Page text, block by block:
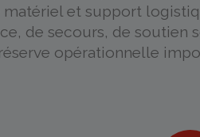
et support
de secours, de
opérationnelle